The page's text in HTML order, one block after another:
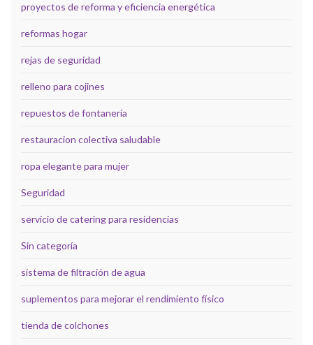
proyectos de reforma y eficiencia energética
reformas hogar
rejas de seguridad
relleno para cojines
repuestos de fontanería
restauracion colectiva saludable
ropa elegante para mujer
Seguridad
servicio de catering para residencias
Sin categoría
sistema de filtración de agua
suplementos para mejorar el rendimiento físico
tienda de colchones